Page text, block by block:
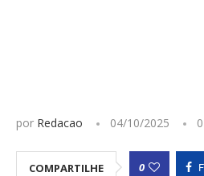
por Redacao 04/10/2025
COMPARTILHE 0